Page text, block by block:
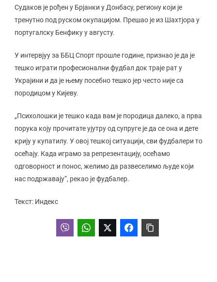
Судаков је рођен у Брјанки у Донбасу, региону који је
тренутно под руском окупацијом. Прешао је из Шахтјора у
португалску Бенфику у августу.
У интервјуу за ББЦ Спорт прошле године, признао је да је
тешко играти професионални фудбал док траје рат у
Украјини и да је њему посебно тешко јер често није са
породицом у Кијеву.
„Психолошки је тешко када вам је породица далеко, а прва
порука коју прочитате ујутру од супруге је да се она и дете
крију у купатилу. У овој тешкој ситуацији, сви фудбалери то
осећају. Када играмо за репрезентацију, осећамо
одговорност и понос, желимо да развеселимо људе који
нас подржавају“, рекао је фудбалер.
Текст: Индекс